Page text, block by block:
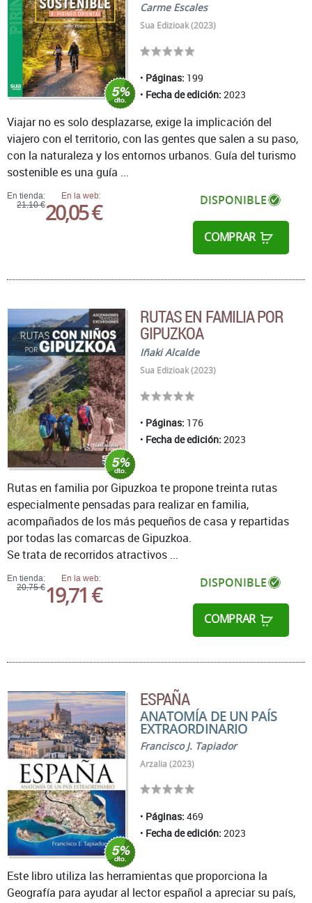
Carme Escales
Sua Edizioak (2023)
Páginas: 199
Fecha de edición: 2023
En tienda:
21,10 €
En la web:
20,05 € DISPONIBLE
COMPRAR
Viajar no es solo desplazarse, exige la implicación del
viajero con el territorio, con las gentes que salen a su paso,
con la naturaleza y los entornos urbanos. Guía del turismo
sostenible es una guía ...
RUTAS EN FAMILIA POR
GIPUZKOA
Iñaki Alcalde
Sua Edizioak (2023)
Páginas: 176
Fecha de edición: 2023
En tienda:
20,75 €
En la web:
19,71 € DISPONIBLE
COMPRAR
Rutas en familia por Gipuzkoa te propone treinta rutas
especialmente pensadas para realizar en familia,
acompañados de los más pequeños de casa y repartidas
por todas las comarcas de Gipuzkoa.
Se trata de recorridos atractivos ...
ESPAÑA
ANATOMÍA DE UN PAÍS
EXTRAORDINARIO
Francisco J. Tapiador
Arzalia (2023)
Páginas: 469
Fecha de edición: 2023
Este libro utiliza las herramientas que proporciona la
Geografía para ayudar al lector español a apreciar su país,